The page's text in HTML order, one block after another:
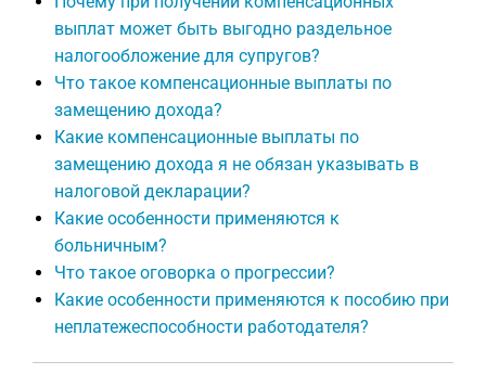
выплат может быть выгодно раздельное
налогообложение для супругов?
Что такое компенсационные выплаты по
замещению дохода?
Какие компенсационные выплаты по
замещению дохода я не обязан указывать в
налоговой декларации?
Какие особенности применяются к
больничным?
Что такое оговорка о прогрессии?
Какие особенности применяются к пособию при
неплатежеспособности работодателя?